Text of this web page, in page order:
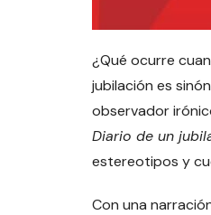
¿Qué ocurre
jubilación es
observador
Diario de un
estereotipos y
Con una